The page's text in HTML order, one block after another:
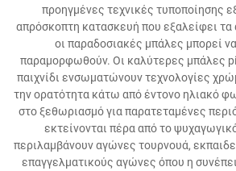
προηγμένες τεχνικές τυποποίησης
απρόσκοπτη κατασκευή που εξαλείφει τα
οι παραδοσιακές μπάλες μπορεί
παραμορφωθούν. Οι καλύτερες μπάλες
παιχνίδι ενσωματώνουν τεχνολογίες
την ορατότητα κάτω από έντονο ηλιακό
στο ξεθωριασμό για παρατεταμένες
εκτείνονται πέρα από το ψυχαγωγικό
περιλαμβάνουν αγώνες τουρνουά,
επαγγελματικούς αγώνες όπου η